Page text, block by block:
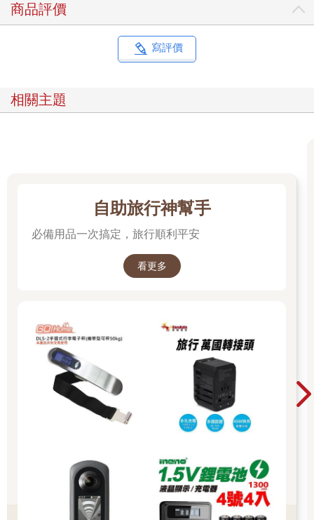
商品評價
寫評價
相關主題
自助旅行神幫手
必備用品一次搞定，旅行順利平安
看更多